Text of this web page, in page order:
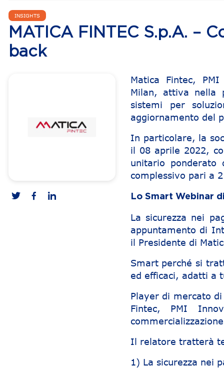
INSIGHTS
MATICA FINTEC S.p.A. –
back
Matica Fintec,
Milan, attiva nella
sistemi per
aggiornamento del
In particolare, la
il 08 aprile 2022,
unitario
complessivo pari a
Lo Smart Webinar
La sicurezza nei
appuntamento di
il Presidente di
Smart perché si
ed efficaci, adatti a
Player di mercato
Fintec, PMI
Il relatore tratterà
1) La sicurezza nei